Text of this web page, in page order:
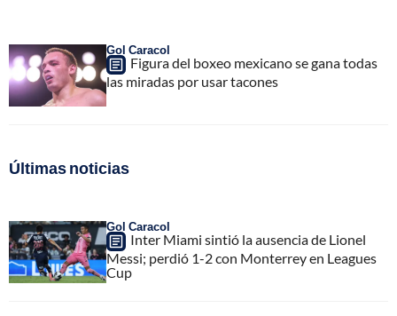
Gol Caracol
Figura del boxeo mexicano se gana todas
las miradas por usar tacones
Últimas noticias
Gol Caracol
Inter Miami sintió la ausencia de Lionel
Messi; perdió 1-2 con Monterrey en Leagues
Cup